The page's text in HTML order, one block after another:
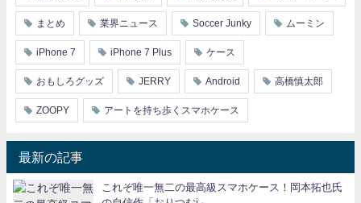
まとめ 業界ニュース Soccer Junky ムーミン
iPhone 7 iPhone 7 Plus ケース
おもしろグッズ JERRY Android 高橋慎太郎
ZOOPY アートを持ち歩くスマホケース
最新の記事
これぞ唯一無二の最高級スマホケース！岡本拓也氏